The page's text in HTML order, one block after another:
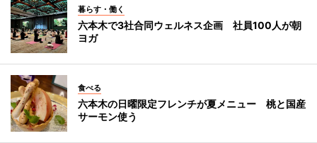
暮らす・働く
六本木で3社合同ウェルネス企画 社員100人が朝
ヨガ
食べる
六本木の日曜限定フレンチが夏メニュー 桃と国産
サーモン使う